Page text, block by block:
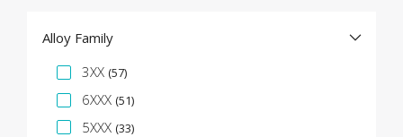
Alloy Family
Facette de spécification
3XX (57)
6XXX (51)
5XXX (33)